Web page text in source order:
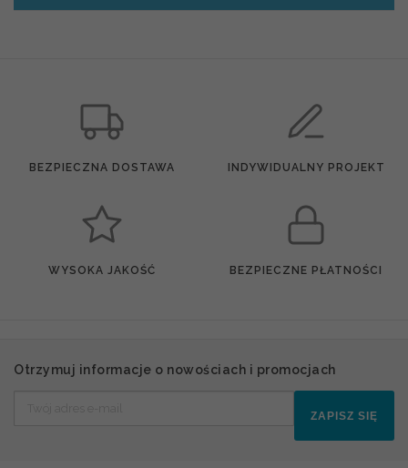
BEZPIECZNA DOSTAWA INDYWIDUALNY PROJEKT
WYSOKA JAKOŚĆ BEZPIECZNE PŁATNOŚCI
Otrzymuj informacje o nowościach i promocjach
ZAPISZ SIĘ